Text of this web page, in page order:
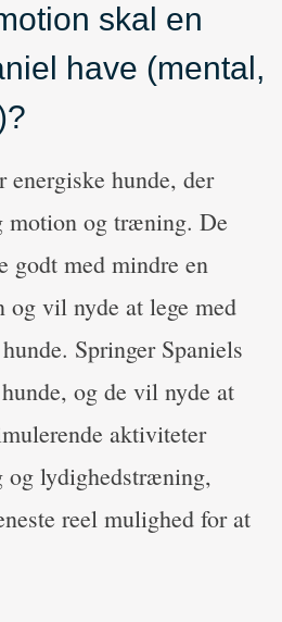
skal en
have (mental,
energiske hunde, der
motion og træning. De
godt med mindre en
vil nyde at lege med
Springer Spaniels
og de vil nyde at
aktiviteter
lydighedstræning,
reel mulighed for at